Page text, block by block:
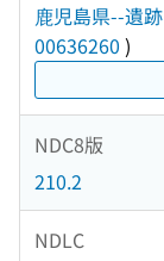
鹿児島県--遺
00636260 )
NDC8版
210.2
NDLC